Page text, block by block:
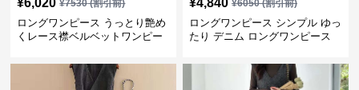
SALE SALE